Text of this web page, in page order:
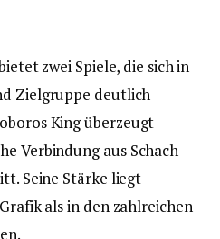
zwei Spiele, die sich in
Zielgruppe deutlich
King überzeugt
Verbindung aus Schach
Seine Stärke liegt
als in den zahlreichen